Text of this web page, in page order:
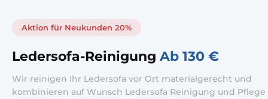
Aktion für Neukunden 20%
Ledersofa-Reinigung Ab 130 €
Wir reinigen Ihr Ledersofa vor Ort materialgerecht und
kombinieren auf Wunsch Ledersofa Reinigung und Pflege